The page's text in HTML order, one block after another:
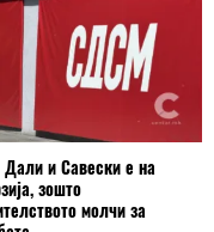
и Савески е на
зошто
молчи за